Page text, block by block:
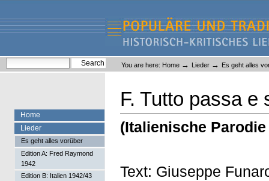
content.
navigation
Liederlexikon
Personal
tools
You are here: Home → Lieder → Es geht alles
F. Tutto passa e
(Italienische Parodie
Text: Giuseppe
Home
Lieder
Es geht alles vorüber
Edition A: Fred Raymond
1942
Edition B: Italien 1942/43